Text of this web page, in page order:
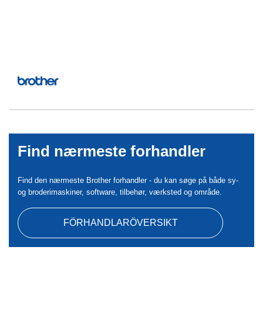
Find nærmeste forhandler
Find den nærmeste Brother forhandler - du kan søge på både sy-
og broderimaskiner, software, tilbehør, værksted og område.
FÖRHANDLARÖVERSIKT